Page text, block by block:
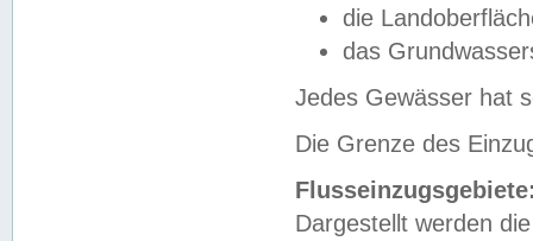
die
das
Jedes Gewässer hat
Die Grenze des
Dargestellt werden